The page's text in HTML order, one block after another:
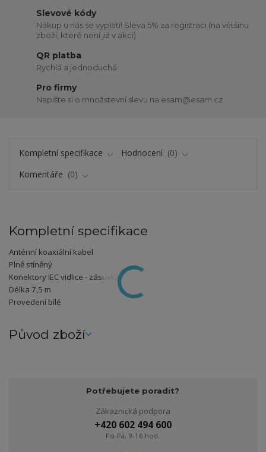
Slevové kódy
Nákup u nás se vyplatí! Sleva 5% za registraci (na většinu
zboží, které není již v akci)
QR platba
Rychlá a jednoduchá
Pro firmy
Napište si o množstevní slevu na esam@esam.cz
Kompletní specifikace Hodnocení
0
Komentáře
0
Kompletní specifikace
Anténní koaxiální kabel
Plně stíněný
Konektory IEC vidlice - zásuvka
Délka 7,5 m
Provedení bílé
Původ zboží
Potřebujete poradit?
Zákaznická podpora
+420 602 494 600
Po-Pá, 9-16 hod.